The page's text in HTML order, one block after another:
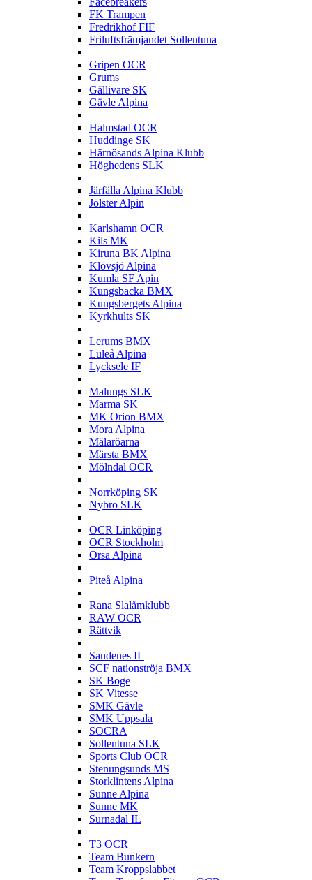
FK Trampen
Fredrikhof FIF
Friluftsfrämjandet Sollentuna
Gripen OCR
Grums
Gällivare SK
Gävle Alpina
Halmstad OCR
Huddinge SK
Härnösands Alpina Klubb
Höghedens SLK
Järfälla Alpina Klubb
Jölster Alpin
Karlshamn OCR
Kils MK
Kiruna BK Alpina
Klövsjö Alpina
Kumla SF Apin
Kungsbacka BMX
Kungsbergets Alpina
Kyrkhults SK
Lerums BMX
Luleå Alpina
Lycksele IF
Malungs SLK
Marma SK
MK Orion BMX
Mora Alpina
Mälaröarna
Märsta BMX
Mölndal OCR
Norrköping SK
Nybro SLK
OCR Linköping
OCR Stockholm
Orsa Alpina
Piteå Alpina
Rana Slalåmklubb
RAW OCR
Rättvik
Sandenes IL
SCF nationströja BMX
SK Boge
SK Vitesse
SMK Gävle
SMK Uppsala
SOCRA
Sollentuna SLK
Sports Club OCR
Stenungsunds MS
Storklintens Alpina
Sunne Alpina
Sunne MK
Surnadal IL
T3 OCR
Team Bunkern
Team Kroppslabbet